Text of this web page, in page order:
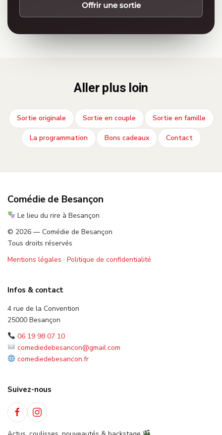
Offrir une sortie
Aller plus loin
Sortie originale Sortie en couple Sortie en famille
La programmation Bons cadeaux Contact
Comédie de Besançon
Le lieu du rire à Besançon
© 2026 — Comédie de Besançon
Tous droits réservés
Mentions légales · Politique de confidentialité
Infos & contact
4 rue de la Convention
25000 Besançon
06 19 98 07 10
comediedebesancon@gmail.com
comediedebesancon.fr
Suivez-nous